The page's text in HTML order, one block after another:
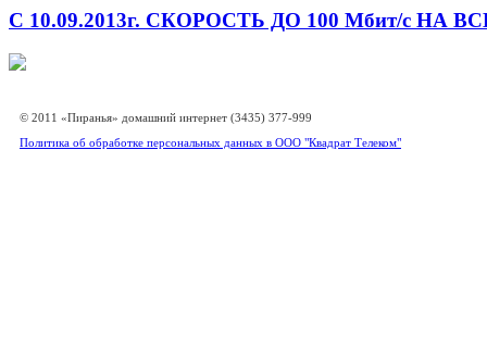
С 10.09.2013г. СКОРОСТЬ ДО 100 Мбит/с
© 2011 «Пиранья» домашний интернет (3435) 377-999
Политика об обработке персональных данных в ООО "Квадрат Телеком"